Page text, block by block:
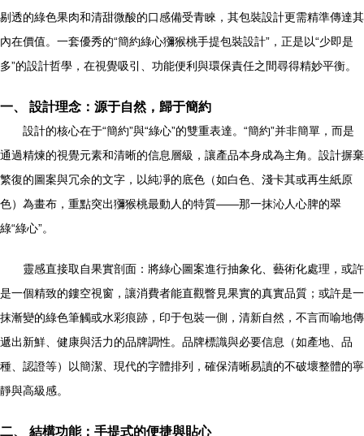
剔透的綠色果肉和清甜微酸的口感備受青睞，其包裝設計更需精準傳達其
內在價值。一套優秀的“簡約綠心獼猴桃手提包裝設計”，正是以“少即是
多”的設計哲學，在視覺吸引、功能便利與環保責任之間尋得精妙平衡。
一、 設計理念：源于自然，歸于簡約
設計的核心在于“簡約”與“綠心”的雙重表達。“簡約”并非簡單，而是
通過精煉的視覺元素和清晰的信息層級，讓產品本身成為主角。設計摒棄
繁復的圖案與冗余的文字，以純凈的底色（如白色、淺卡其或再生紙原
色）為畫布，重點突出獼猴桃最動人的特質——那一抹沁人心脾的翠
綠“綠心”。
靈感直接取自果實剖面：將綠心圖案進行抽象化、藝術化處理，或許
是一個精致的鏤空視窗，讓消費者能直觀瞥見果實的真實品質；或許是一
抹漸變的綠色筆觸或水彩痕跡，印于包裝一側，清新自然，不言而喻地傳
遞出新鮮、健康與活力的品牌調性。品牌標識與必要信息（如產地、品
種、認證等）以簡潔、現代的字體排列，確保清晰易讀的不破壞整體的寧
靜與高級感。
二、 結構功能：手提式的便捷與貼心